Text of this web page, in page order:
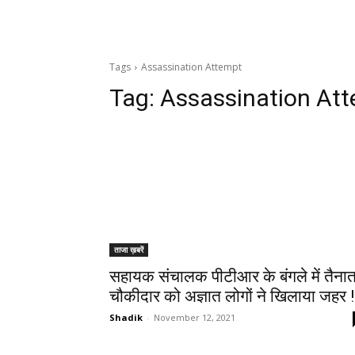
Tags Assassination Attempt
Tag: Assassination
ताजा ख़बरें
सहायक संचालक पीटीआर के बंगले में
चौकीदार को अज्ञात लोगों ने खिलाया जहर !
Shadik - November 12, 2021